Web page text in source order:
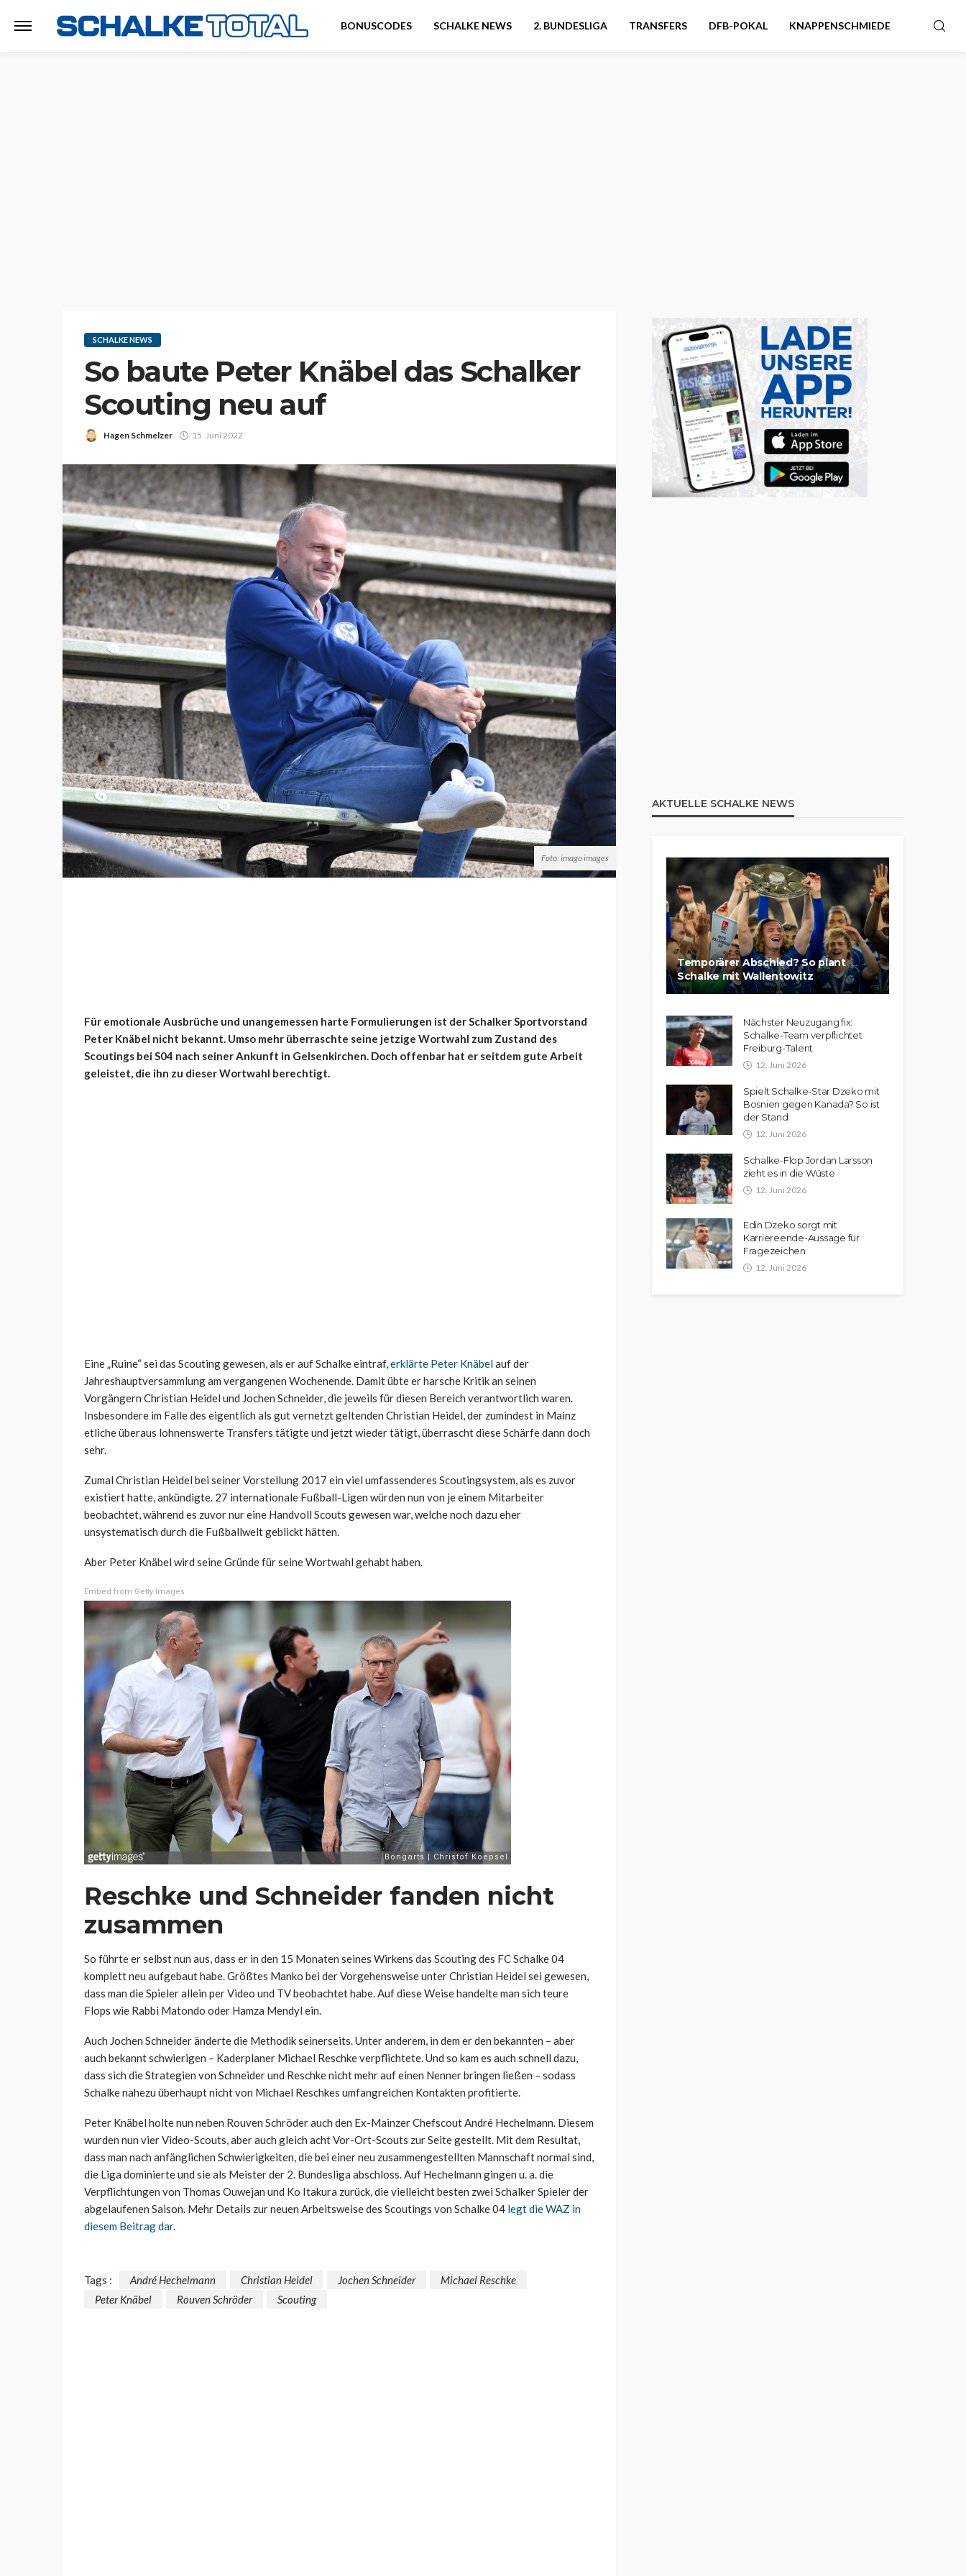
BONUSCODES SCHALKE NEWS 2. BUNDESLIGA TRANSFERS DFB-POKAL KNAPPENSCHMIEDE
SCHALKE NEWS
So baute Peter Knäbel das Schalker
Scouting neu auf
Hagen Schmelzer 15. Juni 2022
Foto: imago images
Für emotionale Ausbrüche und unangemessen harte Formulierungen ist der Schalker Sportvorstand
Peter Knäbel nicht bekannt. Umso mehr überraschte seine jetzige Wortwahl zum Zustand des
Scoutings bei S04 nach seiner Ankunft in Gelsenkirchen. Doch offenbar hat er seitdem gute Arbeit
geleistet, die ihn zu dieser Wortwahl berechtigt.
Eine „Ruine“ sei das Scouting gewesen, als er auf Schalke eintraf,erklärte Peter Knäbelauf der
Jahreshauptversammlung am vergangenen Wochenende. Damit übte er harsche Kritik an seinen
Vorgängern Christian Heidel und Jochen Schneider, die jeweils für diesen Bereich verantwortlich waren.
Insbesondere im Falle des eigentlich als gut vernetzt geltenden Christian Heidel, der zumindest in Mainz
etliche überaus lohnenswerte Transfers tätigte und jetzt wieder tätigt, überrascht diese Schärfe dann doch
sehr.
Zumal Christian Heidel bei seiner Vorstellung 2017 ein viel umfassenderes Scoutingsystem, als es zuvor
existiert hatte, ankündigte. 27 internationale Fußball-Ligen würden nun von je einem Mitarbeiter
beobachtet, während es zuvor nur eine Handvoll Scouts gewesen war, welche noch dazu eher
unsystematisch durch die Fußballwelt geblickt hätten.
Aber Peter Knäbel wird seine Gründe für seine Wortwahl gehabt haben.
Embed from Getty Images
Reschke und Schneider fanden nicht
zusammen
So führte er selbst nun aus, dass er in den 15 Monaten seines Wirkens das Scouting des FC Schalke 04
komplett neu aufgebaut habe. Größtes Manko bei der Vorgehensweise unter Christian Heidel sei gewesen,
dass man die Spieler allein per Video und TV beobachtet habe. Auf diese Weise handelte man sich teure
Flops wie Rabbi Matondo oder Hamza Mendyl ein.
Auch Jochen Schneider änderte die Methodik seinerseits. Unter anderem, in dem er den bekannten – aber
auch bekannt schwierigen – Kaderplaner Michael Reschke verpflichtete. Und so kam es auch schnell dazu,
dass sich die Strategien von Schneider und Reschke nicht mehr auf einen Nenner bringen ließen – sodass
Schalke nahezu überhaupt nicht von Michael Reschkes umfangreichen Kontakten profitierte.
Peter Knäbel holte nun neben Rouven Schröder auch den Ex-Mainzer Chefscout André Hechelmann. Diesem
wurden nun vier Video-Scouts, aber auch gleich acht Vor-Ort-Scouts zur Seite gestellt. Mit dem Resultat,
dass man nach anfänglichen Schwierigkeiten, die bei einer neu zusammengestellten Mannschaft normal sind,
die Liga dominierte und sie als Meister der 2. Bundesliga abschloss. Auf Hechelmann gingen u. a. die
Verpflichtungen von Thomas Ouwejan und Ko Itakura zurück, die vielleicht besten zwei Schalker Spieler der
abgelaufenen Saison. Mehr Details zur neuen Arbeitsweise des Scoutings von Schalke 04 legt die WAZ in
diesem Beitrag dar.
Tags : André Hechelmann Christian Heidel Jochen Schneider
Michael Reschke
Peter Knäbel
Rouven Schröder Scouting
AKTUELLE SCHALKE NEWS
Temporärer Abschied? So plant
Schalke mit Wallentowitz
Nächster Neuzugang fix:
Schalke-Team verpflichtet
Freiburg-Talent
12. Juni 2026
Spielt Schalke-Star Dzeko mit
Bosnien gegen Kanada? So ist
der Stand
12. Juni 2026
Schalke-Flop Jordan Larsson
zieht es in die Wüste
12. Juni 2026
Edin Dzeko sorgt mit
Karriereende-Aussage für
Fragezeichen
12. Juni 2026